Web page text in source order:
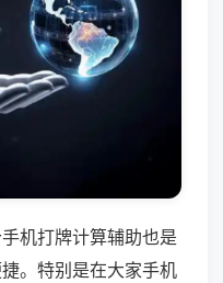
机打牌计算辅助也是
。特别是在大家手机